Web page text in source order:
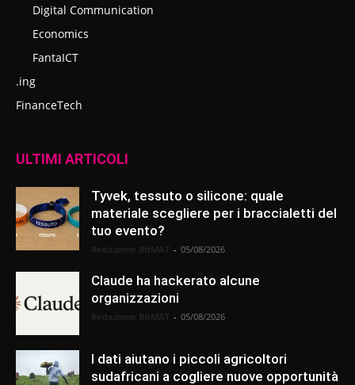
Digital Communication
Economics
FantaICT
.ing
FinanceTech
ULTIMI ARTICOLI
Tyvek, tessuto o silicone: quale
materiale scegliere per i braccialetti del
tuo evento?
- 05/08/2026
Claude ha hackerato alcune
organizzazioni
- 05/08/2026
I dati aiutano i piccoli agricoltori
sudafricani a cogliere nuove opportunità